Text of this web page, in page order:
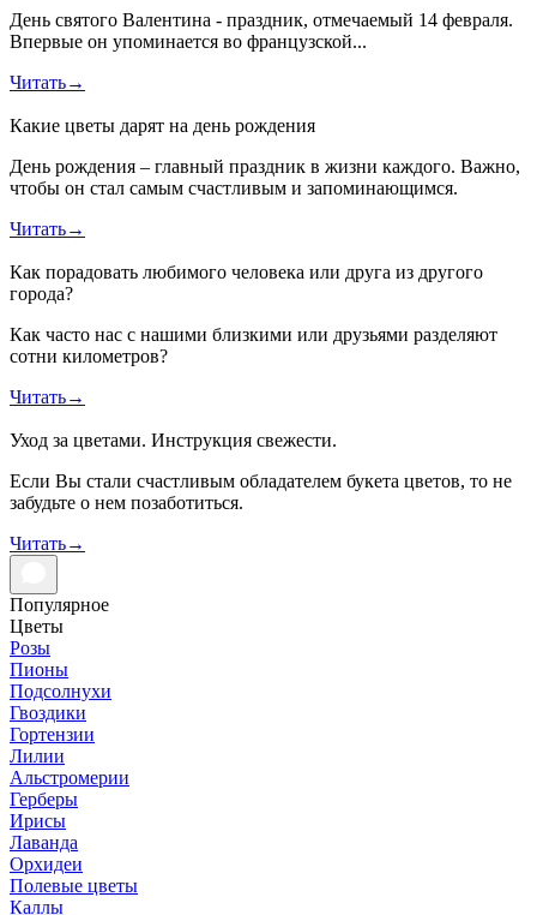
День святого Валентина - праздник, отмечаемый 14 февраля.
Впервые он упоминается во французской...
Читать→
Какие цветы дарят на день рождения
День рождения – главный праздник в жизни каждого. Важно,
чтобы он стал самым счастливым и запоминающимся.
Читать→
Как порадовать любимого человека или друга из другого
города?
Как часто нас с нашими близкими или друзьями разделяют
сотни километров?
Читать→
Уход за цветами. Инструкция свежести.
Если Вы стали счастливым обладателем букета цветов, то не
забудьте о нем позаботиться.
Читать→
Популярное
Цветы
Розы
Пионы
Подсолнухи
Гвоздики
Гортензии
Лилии
Альстромерии
Герберы
Ирисы
Лаванда
Орхидеи
Полевые цветы
Каллы